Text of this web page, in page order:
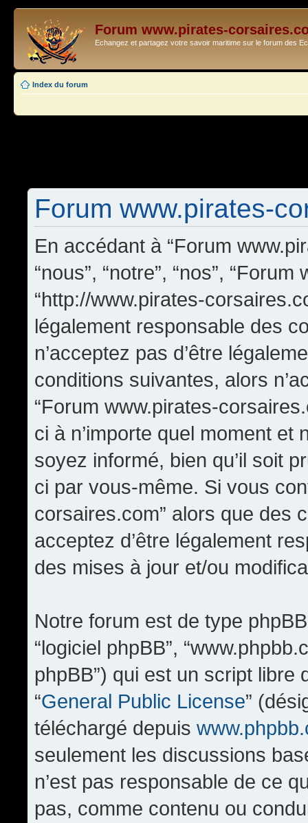
Forum www.pirates-
Echangez et partagez votre savoir maritime sur le forum des
Index du forum
Forum www.pirates-
En accédant à “Forum
“nous”, “notre”, “nos”,
“http://www.pirates-
légalement responsable des
n’acceptez pas d’être
conditions suivantes, alors
“Forum www.pirates-
ci à n’importe quel moment
soyez informé, bien qu’il soit
ci par vous-même. Si vous
corsaires.com” alors que des
acceptez d’être légalement
des mises à jour et/ou
Notre forum est de type phpBB
“logiciel phpBB”,
phpBB”) qui est un script
“General Public License”
téléchargé depuis
seulement les discussions
n’est pas responsable de ce
pas, comme contenu ou